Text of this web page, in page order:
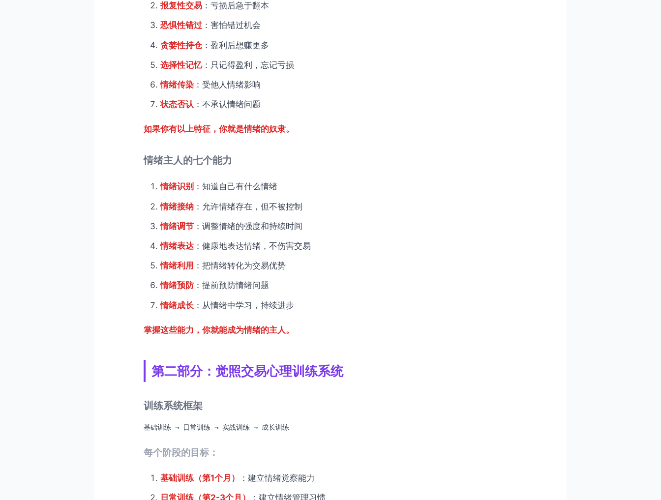
报复性交易 ：亏损后急于翻本
恐惧性错过 ：害怕错过机会
贪婪性持仓 ：盈利后想赚更多
选择性记忆：只记得盈利，忘记亏损
情绪传染 ：受他人情绪影响
状态否认 ：不承认情绪问题
如果你有以上特征，你就是情绪的奴隶。
情绪主人的七个能力
情绪识别 ：知道自己有什么情绪
情绪接纳 ：允许情绪存在，但不被控制
情绪调节 ：调整情绪的强度和持续时间
情绪表达 ：健康地表达情绪，不伤害交易
情绪利用 ：把情绪转化为交易优势
情绪预防：提前预防情绪问题
情绪成长 ：从情绪中学习，持续进步
掌握这些能力，你就能成为情绪的主人。
第二部分：觉照交易心理训练系统
训练系统框架
基础训练 → 日常训练 → 实战训练 → 成长训练
每个阶段的目标：
基础训练（第1个月） ：建立情绪觉察能力
日常训练（第2-3个月） ：建立情绪管理习惯